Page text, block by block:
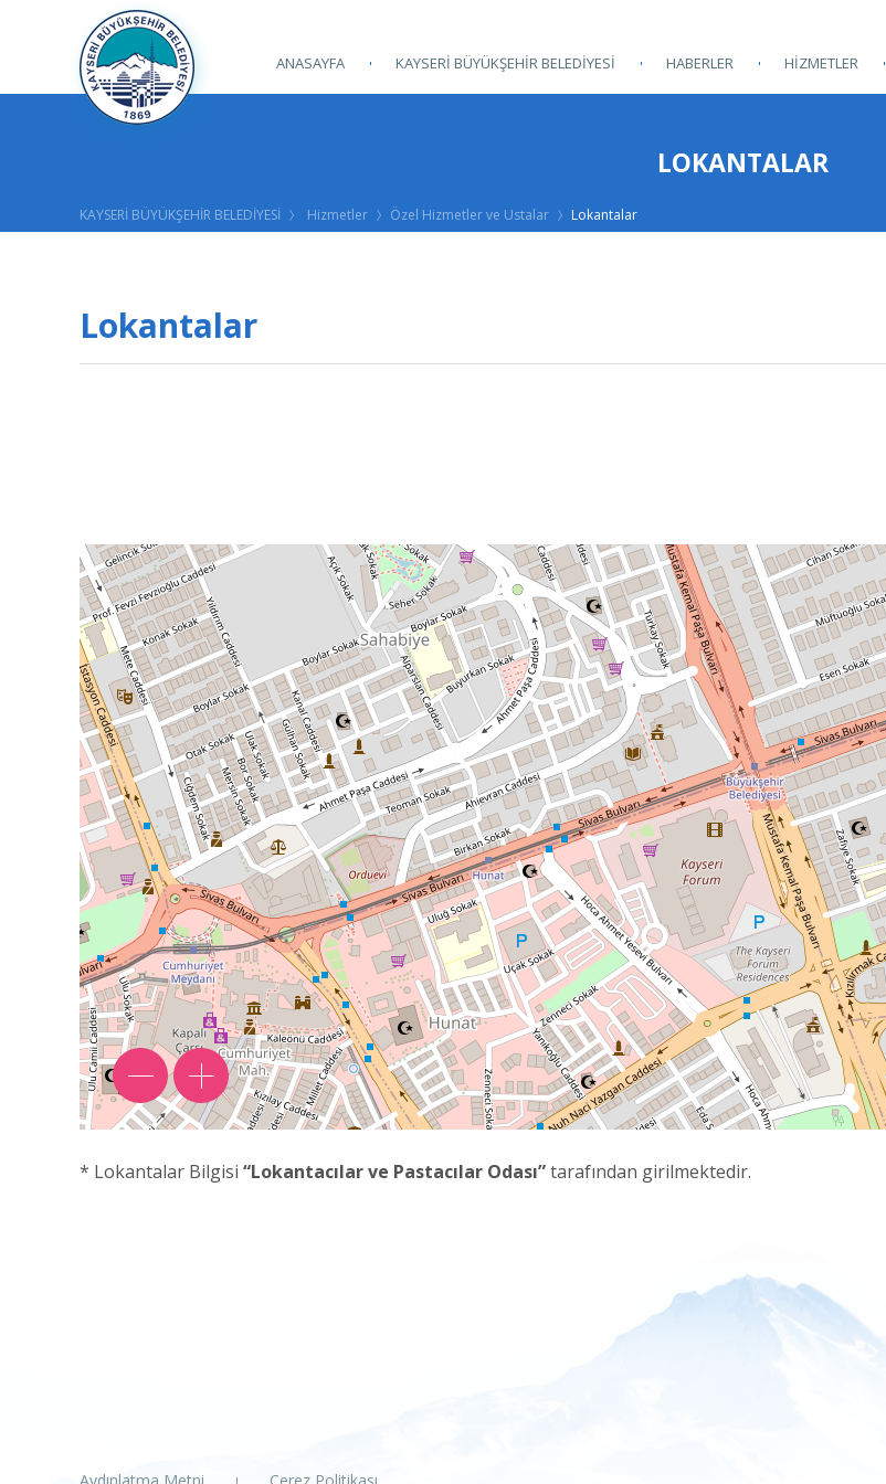
ANASAYFA KAYSERİ BÜYÜKŞEHİR BELEDİYESİ HABERLER HİZMETLER
LOKANTALAR
KAYSERİ BÜYÜKŞEHİR BELEDİYESİ Hizmetler Özel Hizmetler ve Ustalar Lokantalar
Lokantalar
* Lokantalar Bilgisi “Lokantacılar ve Pastacılar Odası”tarafından girilmektedir.